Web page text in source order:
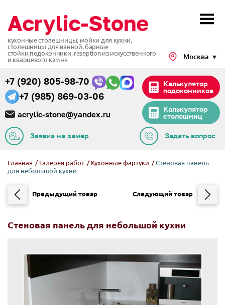
кухонные столешницы, мойки для кухни,
столешницы для ванной, барные
стойки,подоконники, reseption из искусственного
и кварцевого камня
+7 (985) 869-03-06
+7 (920) 805-98-70
acrylic-stone@yandex.ru
Калькулятор
столешниц
Калькулятор
подоконников
Москва
Задать вопрос
Заявка на замер
Главная / Галерея работ / Кухонные фартуки /Стеновая панель
для небольшой кухни
Стеновая панель для небольшой кухни